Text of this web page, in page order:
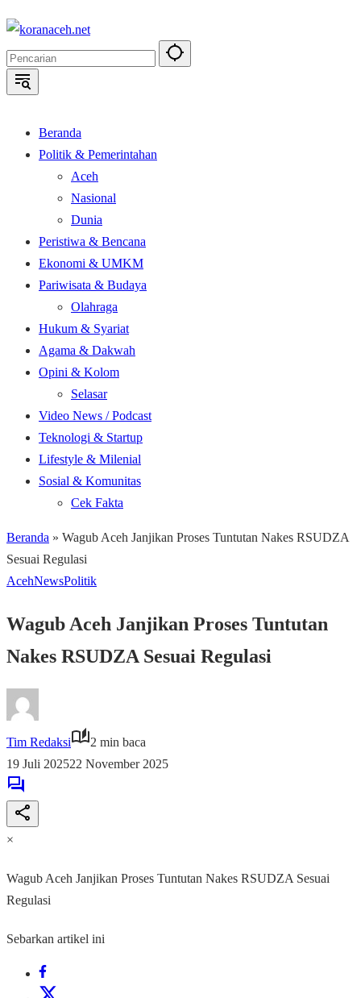
Langsung
konten
Beranda
Politik & Pemerintahan
Aceh
Nasional
Dunia
Peristiwa & Bencana
Ekonomi & UMKM
Pariwisata & Budaya
Olahraga
Hukum & Syariat
Agama & Dakwah
Opini & Kolom
Selasar
Video News / Podcast
Teknologi & Startup
Lifestyle & Milenial
Sosial & Komunitas
Cek Fakta
Beranda » Wagub Aceh Janjikan Proses Tuntutan Nakes RSUDZA
Sesuai Regulasi
AcehNewsPolitik
Wagub Aceh Janjikan Proses Tuntutan
Nakes RSUDZA Sesuai Regulasi
Tim Redaksi
2 min baca
19 Juli 202522 November 2025
×
Wagub Aceh Janjikan Proses Tuntutan Nakes RSUDZA Sesuai
Regulasi
Sebarkan artikel ini